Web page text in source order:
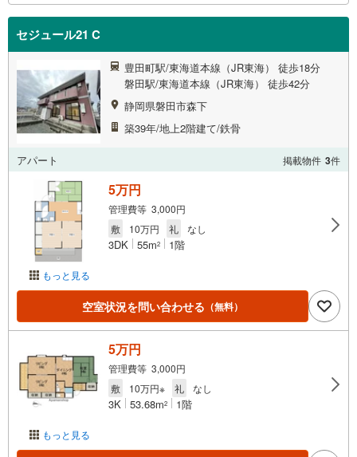
セジュール21 C
豊田町駅/東海道本線（JR東海） 徒歩18分
磐田駅/東海道本線（JR東海） 徒歩42分
静岡県磐田市森下
築39年/地上2階建て/鉄骨
アパート 掲載物件 3件
もっと見る
5万円
管理費等 3,000円
敷
10万円 礼 なし
3DK 55m2 1階
空室状況を問い合わせる （無料）
もっと見る
5万円
管理費等 3,000円
敷
10万円※ 礼 なし
3K 53.68m2 1階